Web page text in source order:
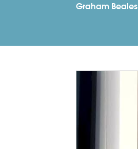
Graham Beales